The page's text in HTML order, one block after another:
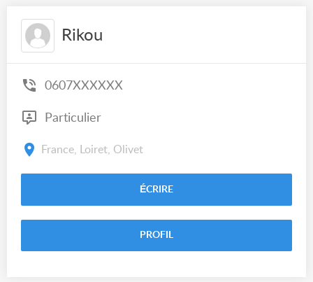
Rikou
0607XXXXXX
Particulier
France, Loiret, Olivet
ÉCRIRE
PROFIL